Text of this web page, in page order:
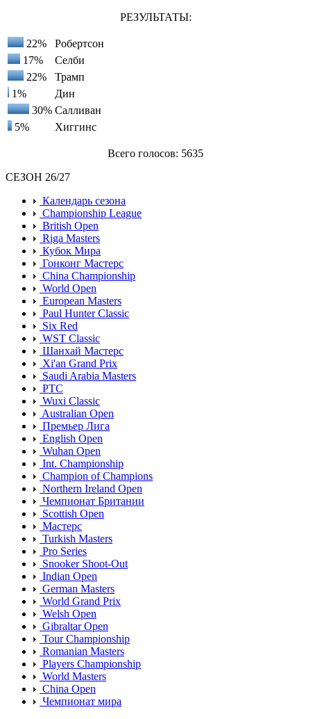
РЕЗУЛЬТАТЫ:
22%
Робертсон
17%
Селби
22%
Трамп
1%
Дин
30% Салливан
5%
Хиггинс
Всего голосов: 5635
СЕЗОН 26/27
Календарь сезона
Championship League
British Open
Riga Masters
Кубок Мира
Гонконг Мастерс
China Championship
World Open
European Masters
Paul Hunter Classic
Six Red
WST Classic
Шанхай Мастерс
Xi'an Grand Prix
Saudi Arabia Masters
PTC
Wuxi Classic
Australian Open
Премьер Лига
English Open
Wuhan Open
Int. Championship
Champion of Champions
Northern Ireland Open
Чемпионат Британии
Scottish Open
Мастерс
Turkish Masters
Pro Series
Snooker Shoot-Out
Indian Open
German Masters
World Grand Prix
Welsh Open
Gibraltar Open
Tour Championship
Romanian Masters
Players Championship
World Masters
China Open
Чемпионат мира